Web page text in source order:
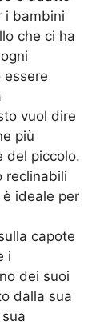
i bambini
che ci ha
essere
vuol dire
più
del piccolo.
reclinabili
ideale per
capote
i
dei suoi
dalla sua